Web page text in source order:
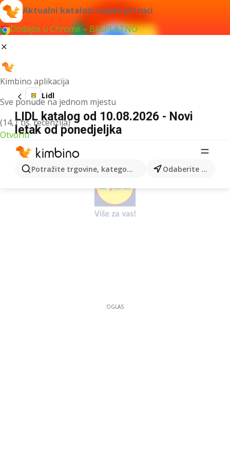
Aktualni katalozi uvijek pri ruci
Dodajte u Chrome – BESPLATNO
Kimbino aplikacija
Sve ponude na jednom mjestu
(14,1 tis. recenzija)
Otvoriti
Potražite trgovine, kategorije, proizvode... Odaberite grad
Lidl
LIDL katalog od 10.08.2026 - Novi
letak od ponedjeljka
OGLAS